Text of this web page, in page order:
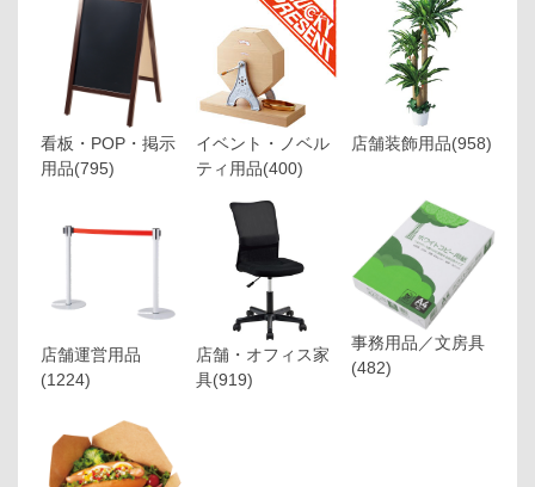
看板・POP・掲示
用品(795)
イベント・ノベル
ティ用品(400)
店舗装飾用品(958)
店舗運営用品
(1224)
店舗・オフィス家
具(919)
事務用品／文房具
(482)